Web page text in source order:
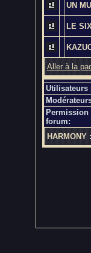
UN
LE
Aller à la
Utilisateurs
Permission
forum:
HARMONY